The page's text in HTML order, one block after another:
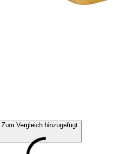
Zum Vergleich hinzugefügt